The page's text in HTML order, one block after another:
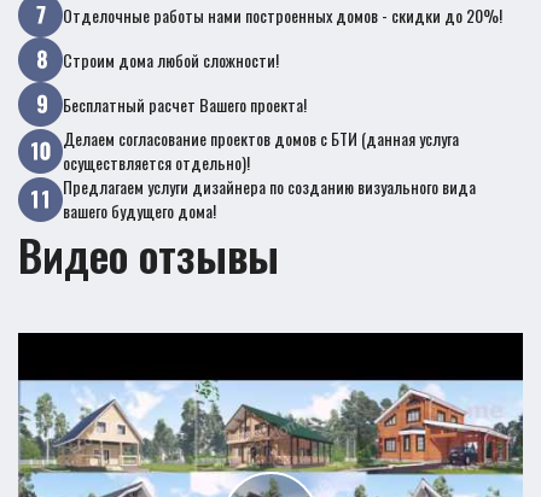
Отделочные работы нами построенных домов - скидки до 20%!
Строим дома любой сложности!
Бесплатный расчет Вашего проекта!
Делаем согласование проектов домов с БТИ (данная услуга
осуществляется отдельно)!
Предлагаем услуги дизайнера по созданию визуального вида
вашего будущего дома!
Видео отзывы